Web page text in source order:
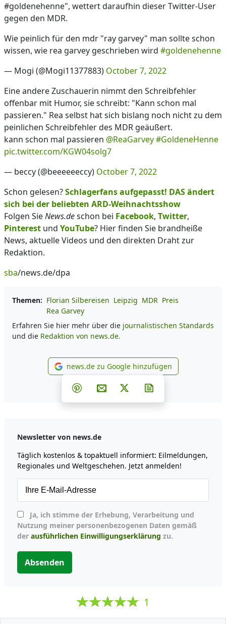
#goldenehenne", wettert daraufhin dieser Twitter-User
gegen den MDR.
Wie peinlich für den mdr "ray garvey" man sollte schon
wissen, wie rea garvey geschrieben wird #goldenehenne
— Mogi (@Mogi11377883) October 7, 2022
Eine andere Zuschauerin nimmt den Schreibfehler
offenbar mit Humor, sie schreibt: "Kann schon mal
passieren." Rea selbst hat sich bislang noch nicht zu dem
peinlichen Schreibfehler des MDR geäußert.
kann schon mal passieren @ReaGarvey#GoldeneHenne
pic.twitter.com/KGW04solg7
— beccy (@beeeeeeccy) October 7, 2022
Schon gelesen?Schlagerfans aufgepasst! DAS ändert
sich bei der beliebten ARD-Weihnachtsshow
Folgen SieNews.deschon bei Facebook, Twitter,
Pinterest und YouTube? Hier finden Sie brandheiße
News, aktuelle Videos und den direkten Draht zur
Redaktion.
sba/news.de/dpa
Themen: Florian Silbereisen Leipzig MDR Preis
Rea Garvey
Erfahren Sie hier mehr über die journalistischen Standards
und die Redaktion von news.de.
news.de zu Google
news.de zu Google hinzufügen
Teilen auf Facebook
Teilen auf Whatsapp
Teilen auf Telegram
Teilen auf Pinterest
Per E-Mail teilen
Post auf X
Newsletter von news.de
Täglich kostenlos & topaktuell informiert: Eilmeldungen,
Regionales und Weltgeschehen. Jetzt anmelden!
Nutzung meiner personenbezogenen Daten gemäß
der ausführlichen Einwilligungserklärung zu.
Absenden
1